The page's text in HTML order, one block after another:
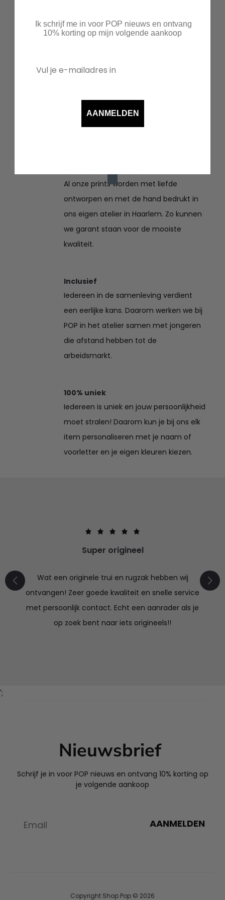
Duurzaam
klein en hoeven we niets weg te gooien.
duurzaam textiel en recyclen we
kartonnen verzenddozen vanuit onze
Al onze prints worden met liefde
ontworpen en met de hand bedrukt in
ons eigen atelier in Haarlem. Zo kunnen
we garant staan voor de mooiste
kwaliteit.
Inclusief
Iedereen in de samenleving verdient
een eerlijke kans. Daarom werken we bij
POP in het atelier samen met jongeren
die afstand hebben tot de
arbeidsmarkt.
100% uniek
Iedereen is uniek en jouw persoonlijkheid
moet stralen! Daarom kun je bij ons elk
item personaliseren met je naam of
voorletter en je eigen kleuren kiezen.
Super origineel
Wat een originele trui en rugzak hebben wij
ontvangen! Zeer goede kwaliteit en snelle service
met persoonlijk contact. Echt een aanrader als je
op zoek bent naar iets origineels!!
';
Nieuwsbrief
Schrijf je in voor POP nieuws en ontvang 10% korting op
je volgende aankoop
AANMELDEN
Copyright Shop Pop © 2026
Ik schrijf me in voor POP nieuws en ontvang
10% korting op mijn volgende aankoop
AANMELDEN